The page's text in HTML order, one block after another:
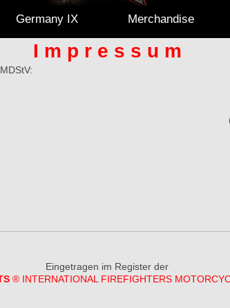
Germany IX Merchandise
I m p r e s s u m
Eingetragen im Register der
® INTERNATIONAL FIREFIGHTERS